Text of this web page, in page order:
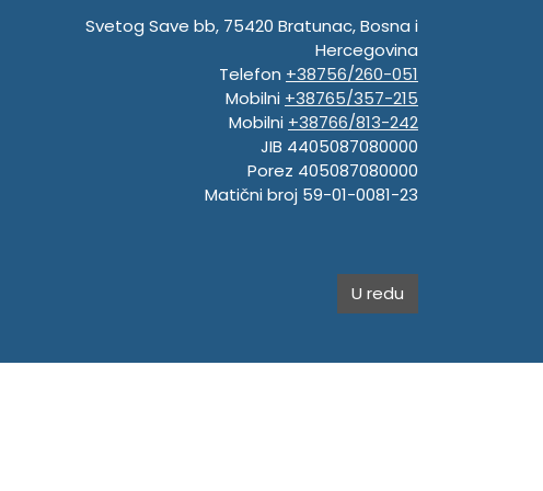
Svetog Save bb, 75420 Bratunac, Bosna i
Hercegovina
Telefon +38756/260-051
Mobilni +38765/357-215
Mobilni +38766/813-242
JIB 4405087080000
Porez 405087080000
Matični broj 59-01-0081-23
U redu